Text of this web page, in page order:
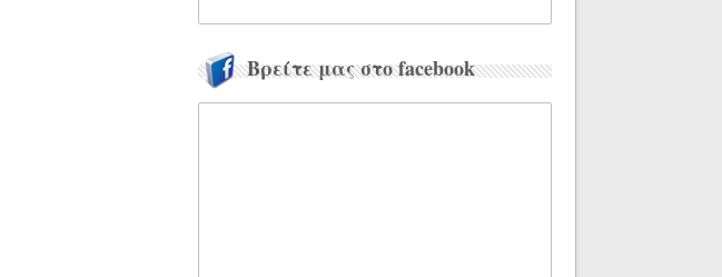
Βρείτε μας στο facebook